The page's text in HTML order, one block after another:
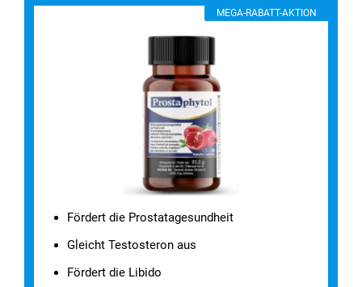
MEGA-RABATT-AKTION
Fördert die Prostatagesundheit
Gleicht Testosteron aus
Fördert die Libido